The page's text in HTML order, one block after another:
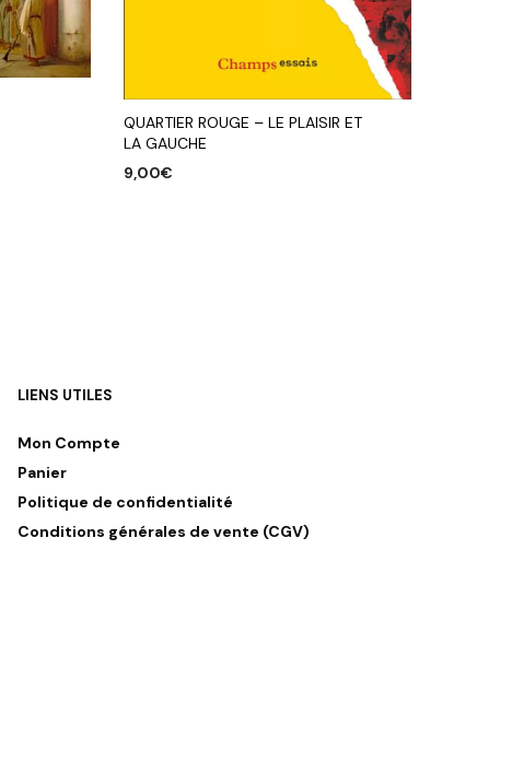
QUARTIER ROUGE – LE PLAISIR ET
LA GAUCHE
9,00€
LIENS UTILES
Mon Compte
Panier
Politique de confidentialité
Conditions générales de vente (CGV)